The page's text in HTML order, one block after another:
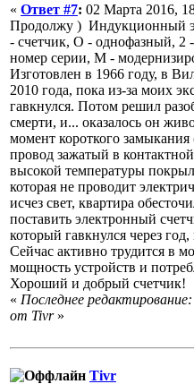
« Ответ #7: 02 Марта 2016,
Продолжу ) Индукционный
- счетчик, О - однофазный, 2
номер серии, М -
Изготовлен в 1966 году, в
2010 года, пока из-за моих
гавкнулся. Потом решил
смерти, и... оказалось он
момент короткого
провод зажатый в
высокой температуры
которая не проводит
исчез свет, квартира
поставить электронный
который гавкнулся через
Сейчас активно трудится в
мощность устройств и
Хороший и добрый счетчик!
« Последнее
от Tivr»
Tivr